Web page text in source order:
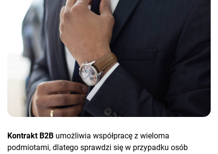
Kontrakt B2B umożliwia współpracę z wieloma
podmiotami, dlatego sprawdzi się w przypadku osób